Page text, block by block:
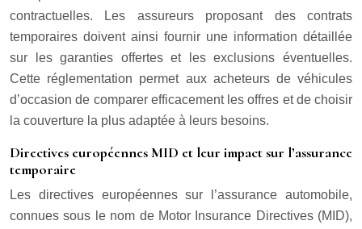
contractuelles. Les assureurs proposant des contrats
temporaires doivent ainsi fournir une information détaillée
sur les garanties offertes et les exclusions éventuelles.
Cette réglementation permet aux acheteurs de véhicules
d’occasion de comparer efficacement les offres et de choisir
la couverture la plus adaptée à leurs besoins.
Directives européennes MID et leur impact sur l’assurance
temporaire
Les directives européennes sur l’assurance automobile,
connues sous le nom de Motor Insurance Directives (MID),